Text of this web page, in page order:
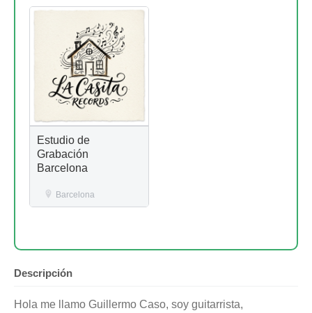
Estudio de
Grabación
Barcelona
Barcelona
Descripción
Hola me llamo Guillermo Caso, soy guitarrista,